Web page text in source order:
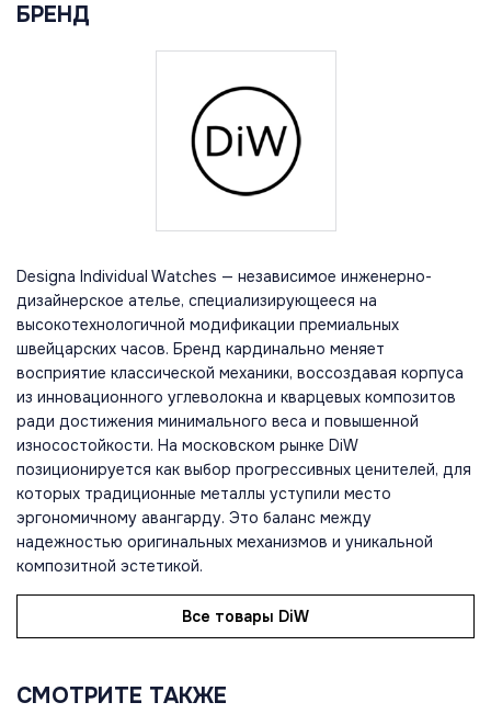
БРЕНД
Designa Individual Watches — независимое инженерно-
дизайнерское ателье, специализирующееся на
высокотехнологичной модификации премиальных
швейцарских часов. Бренд кардинально меняет
восприятие классической механики, воссоздавая корпуса
из инновационного углеволокна и кварцевых композитов
ради достижения минимального веса и повышенной
износостойкости. На московском рынке DiW
позиционируется как выбор прогрессивных ценителей, для
которых традиционные металлы уступили место
эргономичному авангарду. Это баланс между
надежностью оригинальных механизмов и уникальной
композитной эстетикой.
Все товары DiW
СМОТРИТЕ ТАКЖЕ